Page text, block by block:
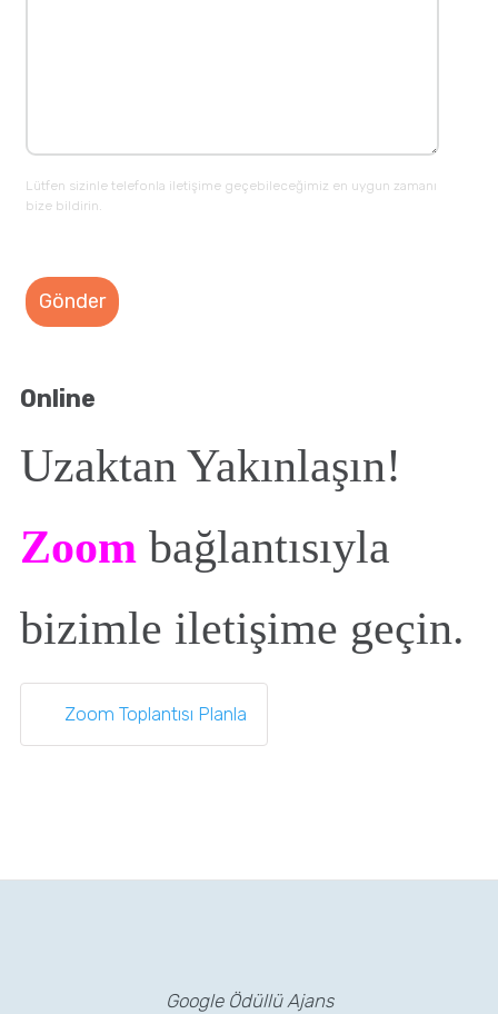
Lütfen sizinle telefonla iletişime geçebileceğimiz en uygun zamanı
bize bildirin.
Online
Uzaktan Yakınlaşın!
Zoombağlantısıyla
bizimle iletişime geçin.
Zoom Toplantısı Planla
Google Ödüllü Ajans